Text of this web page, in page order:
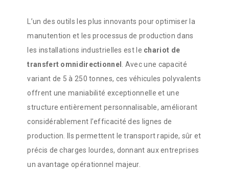
L’un des outils les plus innovants pour optimiser la
manutention et les processus de production dans
les installations industrielles est le chariot de
transfert omnidirectionnel
. Avec une capacité
variant de 5 à 250 tonnes, ces véhicules polyvalents
offrent une maniabilité exceptionnelle et une
structure entièrement personnalisable, améliorant
considérablement l’efficacité des lignes de
production. Ils permettent le transport rapide, sûr et
précis de charges lourdes, donnant aux entreprises
un avantage opérationnel majeur.